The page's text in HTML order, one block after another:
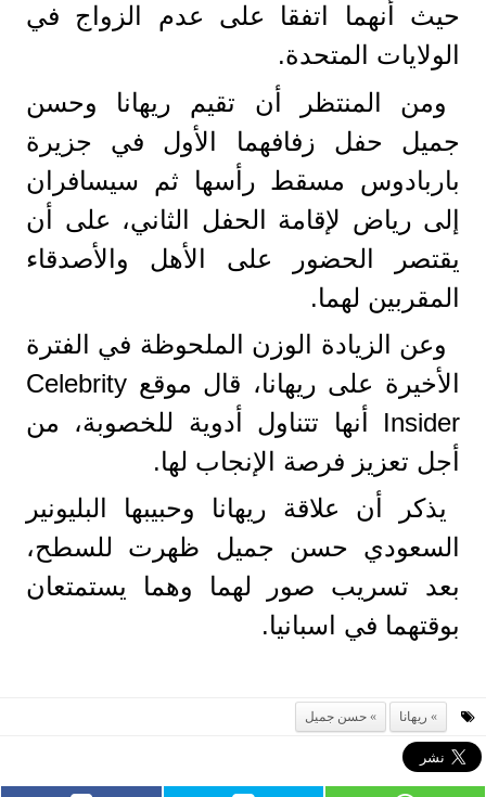
حيث أنهما اتفقا على عدم الزواج في
الولايات المتحدة.
ومن المنتظر أن تقيم ريهانا وحسن
جميل حفل زفافهما الأول في جزيرة
باربادوس مسقط رأسها ثم سيسافران
إلى رياض لإقامة الحفل الثاني، على أن
يقتصر الحضور على الأهل والأصدقاء
المقربين لهما.
وعن الزيادة الوزن الملحوظة في الفترة
الأخيرة على ريهانا، قال موقع Celebrity
Insider أنها تتناول أدوية للخصوبة، من
أجل تعزيز فرصة الإنجاب لها.
يذكر أن علاقة ريهانا وحبيبها البليونير
السعودي حسن جميل ظهرت للسطح،
بعد تسريب صور لهما وهما يستمتعان
بوقتهما في اسبانيا.
ريهانا حسن جميل